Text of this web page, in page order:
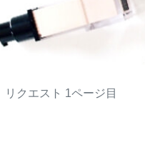
リクエスト 1ページ目